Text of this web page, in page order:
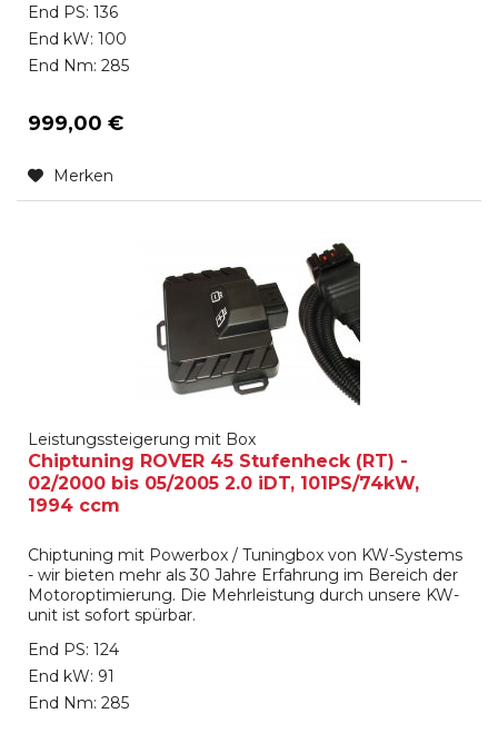
End PS: 136
End kW: 100
End Nm: 285
999,00 €
Merken
Leistungssteigerung mit Box
Chiptuning ROVER 45 Stufenheck (RT) -
02/2000 bis 05/2005 2.0 iDT, 101PS/74kW,
1994 ccm
Chiptuning mit Powerbox / Tuningbox von KW-Systems
- wir bieten mehr als 30 Jahre Erfahrung im Bereich der
Motoroptimierung. Die Mehrleistung durch unsere KW-
unit ist sofort spürbar.
End PS: 124
End kW: 91
End Nm: 285